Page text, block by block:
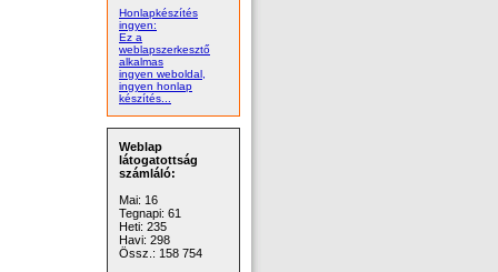
Honlapkészítés
ingyen:
Ez a
weblapszerkesztő
alkalmas
ingyen weboldal,
ingyen honlap
készítés...
Weblap
látogatottság
számláló:
Mai: 16
Tegnapi: 61
Heti: 235
Havi: 298
Össz.: 158 754